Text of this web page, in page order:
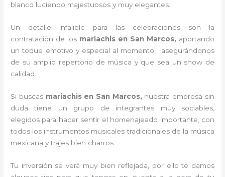
blanco luciendo majestuosos y muy elegantes.
Un detalle infalible para las celebraciones son la
contratación de los mariachis en San Marcos, aportando
un toque emotivo y especial al momento, asegurándonos
de su amplio repertorio de música y que sea un show de
calidad.
Si buscas mariachis en San Marcos, nuestra empresa sin
duda tiene un grupo de integrantes muy sociables,
elegidos para hacer sentir el homenajeado importante, con
todos los instrumentos musicales tradicionales de la música
mexicana y trajes bien charros.
Tu inversión se verá muy bien reflejada, por ello te damos